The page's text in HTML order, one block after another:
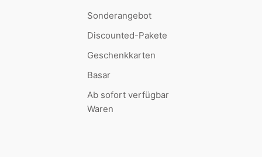
Sonderangebot
Discounted-Pakete
Geschenkkarten
Basar
Ab sofort verfügbar
Waren